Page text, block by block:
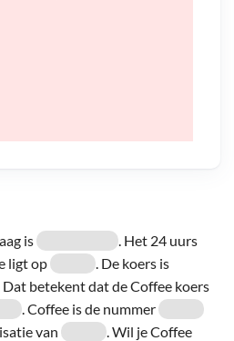
is
. Het 24 uurs
ligt op
. De koers is
Dat betekent dat de Coffee koers
. Coffee is de nummer
van
. Wil je Coffee